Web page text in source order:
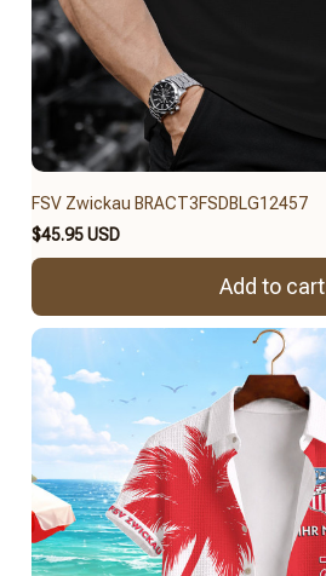
FSV Zwickau BRACT3FSDBLG12457
$45.95 USD
Add to cart